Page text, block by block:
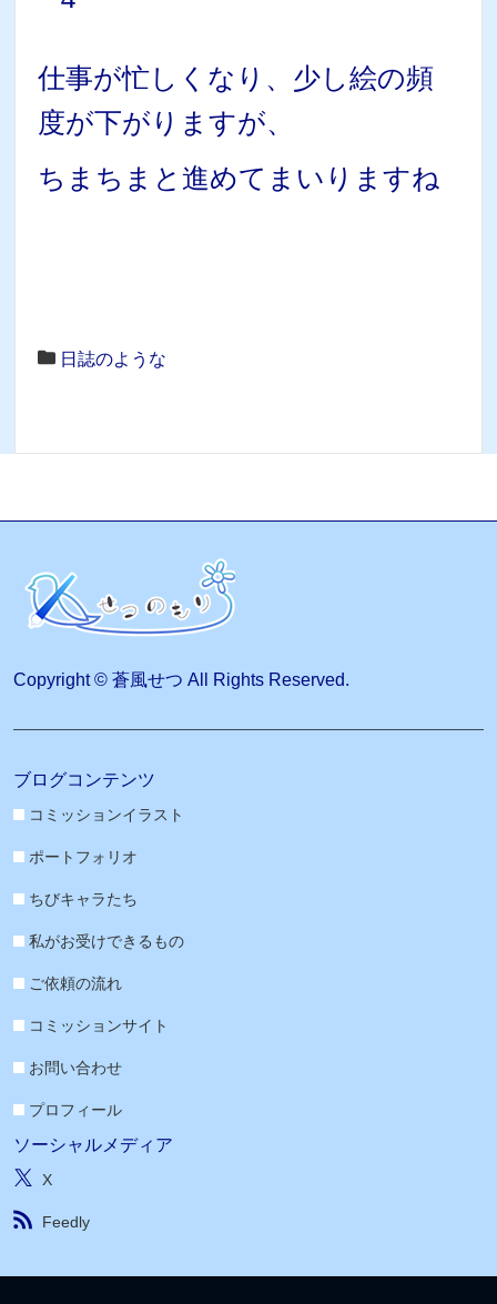
仕事が忙しくなり、少し絵の頻
度が下がりますが、
ちまちまと進めてまいりますね
日誌のような
Copyright © 蒼風せつ All Rights Reserved.
ブログコンテンツ
コミッションイラスト
ポートフォリオ
ちびキャラたち
私がお受けできるもの
ご依頼の流れ
コミッションサイト
お問い合わせ
プロフィール
ソーシャルメディア
X
Feedly